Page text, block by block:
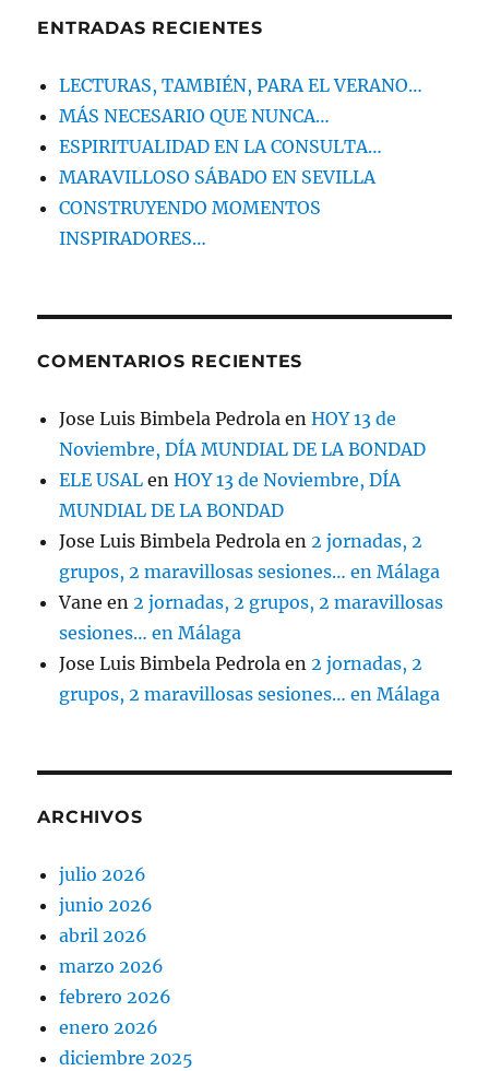
ENTRADAS RECIENTES
LECTURAS, TAMBIÉN, PARA EL VERANO…
MÁS NECESARIO QUE NUNCA…
ESPIRITUALIDAD EN LA CONSULTA…
MARAVILLOSO SÁBADO EN SEVILLA
CONSTRUYENDO MOMENTOS
INSPIRADORES…
COMENTARIOS RECIENTES
Jose Luis Bimbela Pedrola enHOY 13 de
Noviembre, DÍA MUNDIAL DE LA BONDAD
ELE USAL enHOY 13 de Noviembre, DÍA
MUNDIAL DE LA BONDAD
Jose Luis Bimbela Pedrola en2 jornadas, 2
grupos, 2 maravillosas sesiones… en Málaga
Vane en2 jornadas, 2 grupos, 2 maravillosas
sesiones… en Málaga
Jose Luis Bimbela Pedrola en2 jornadas, 2
grupos, 2 maravillosas sesiones… en Málaga
ARCHIVOS
julio 2026
junio 2026
abril 2026
marzo 2026
febrero 2026
enero 2026
diciembre 2025